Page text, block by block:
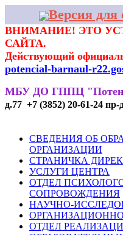
Версия для
ВНИМАНИЕ! ЭТО
САЙТА.
Действующий
potencial-barnaul-
МБУ ДО ГППЦ
д.77 +7 (3852) 20-61-24
СВЕДЕНИЯ ОБ
ОРГАНИЗАЦИИ
СТРАНИЧКА
УСЛУГИ ЦЕНТРА
ОТДЕЛ
СОПРОВОЖДЕНИЯ
НАУЧНО-
ОТДЕЛ